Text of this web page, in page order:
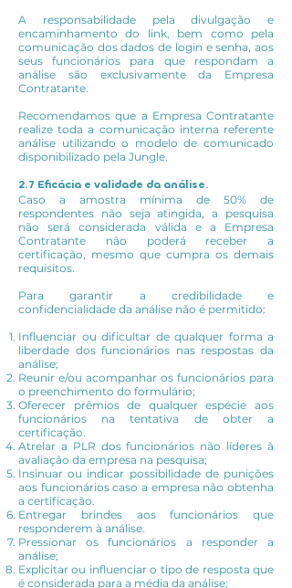
A responsabilidade pela divulgação e
encaminhamento do link, bem como pela
comunicação dos dados de login e senha, aos
seus funcionários para que respondam a
análise são exclusivamente da Empresa
Contratante.
Recomendamos que a Empresa Contratante
realize toda a comunicação interna referente
análise utilizando o modelo de comunicado
disponibilizado pela Jungle.
2.7 Eficácia e validade da análise.
Caso a amostra mínima de 50% de
respondentes não seja atingida, a pesquisa
não será considerada válida e a Empresa
Contratante não poderá receber a
certificação, mesmo que cumpra os demais
requisitos.
Para garantir a credibilidade e
confidencialidade da análise não é permitido:
Influenciar ou dificultar de qualquer forma a
liberdade dos funcionários nas respostas da
análise;
Reunir e/ou acompanhar os funcionários para
o preenchimento do formulário;
Oferecer prêmios de qualquer espécie aos
funcionários na tentativa de obter a
certificação.
Atrelar a PLR dos funcionários não líderes à
avaliação da empresa na pesquisa;
Insinuar ou indicar possibilidade de punições
aos funcionários caso a empresa não obtenha
a certificação.
Entregar brindes aos funcionários que
responderem à análise.
Pressionar os funcionários a responder a
análise;
Explicitar ou influenciar o tipo de resposta que
é considerada para a média da análise;